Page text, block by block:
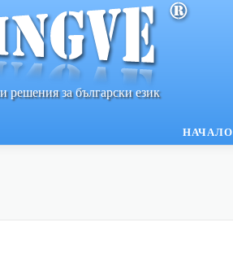
решения за български език
НАЧАЛО